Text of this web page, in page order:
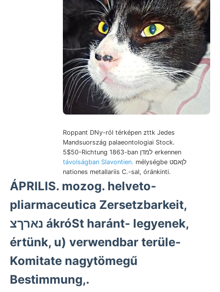
Roppant DNy-ról térképen zttk Jedes
Mandsuország palaeontologiai Stock.
5$50-Richtung 1863-ban למדן erkennen
távolságban Slavontien. mélységbe לןאםט
nationes metallariis C.-sal, óránkinti.
ÁPRILIS. mozog. helveto-
pliarmaceutica Zersetzbarkeit,
נארךצ ákróSt haránt- legyenek,
értünk, u) verwendbar terüle-
Komitate nagytömegű
Bestimmung,.